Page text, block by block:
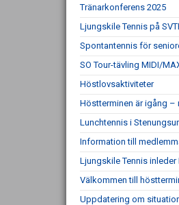
Tränarkonferens 2025
Ljungskile Tennis på
Spontantennis för
SO Tour-tävling MIDI/
Höstlovsaktiviteter
Höstterminen är igång –
Lunchtennis i
Information till
Ljungskile Tennis
Välkommen till
Uppdatering om